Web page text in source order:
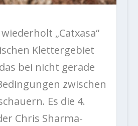
„Catxasa“
Klettergebiet
bei nicht gerade
zwischen
Es die 4.
Chris Sharma-